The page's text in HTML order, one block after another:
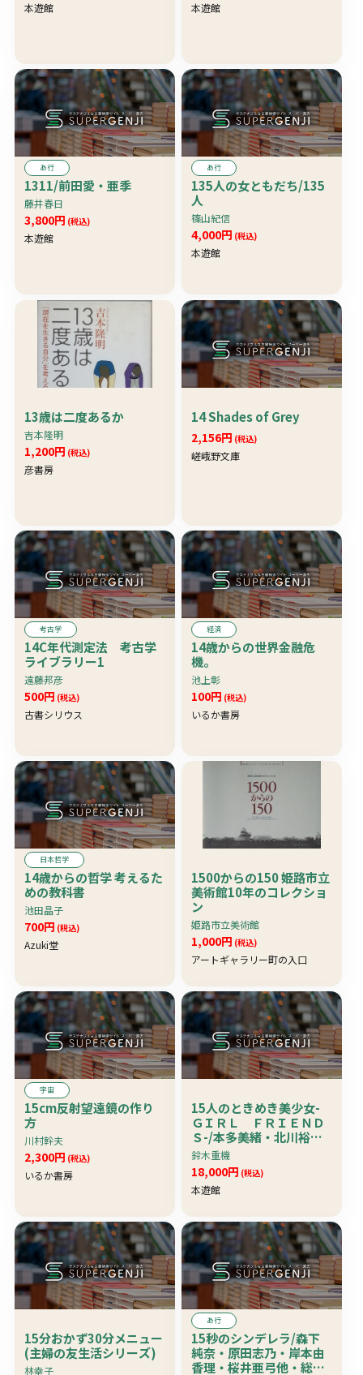
本遊館 本遊館
あ行
1311/前田愛・亜季
藤井春日
3,800円 (税込)
本遊館
あ行
135人の女ともだち/135
人
篠山紀信
4,000円 (税込)
本遊館
13歳は二度あるか
吉本隆明
1,200円 (税込)
彦書房
14 Shades of Grey
2,156円 (税込)
嵯峨野文庫
考古学
14C年代測定法 考古学
ライブラリー1
遠藤邦彦
500円 (税込)
古書シリウス
経済
14歳からの世界金融危
機。
池上彰
100円 (税込)
いるか書房
日本哲学
14歳からの哲学 考えるた
めの教科書
池田晶子
700円 (税込)
Azuki堂
1500からの150 姫路市立
美術館10年のコレクショ
ン
姫路市立美術館
1,000円 (税込)
アートギャラリー町の入口
宇宙
15cm反射望遠鏡の作り
方
川村幹夫
2,300円 (税込)
いるか書房
15人のときめき美少女-
ＧＩＲＬ ＦＲＩＥＮＤ
Ｓ-/本多美緒・北川裕
子・岡本千鶴・砂川真
実・浜田美香・三上夏
代・宮前
鈴木重機
18,000円 (税込)
本遊館
15分おかず30分メニュー
(主婦の友生活シリーズ)
林幸子
あ行
15秒のシンデレラ/森下
純奈・原田志乃・岸本由
香理・桜井亜弓他・総勢